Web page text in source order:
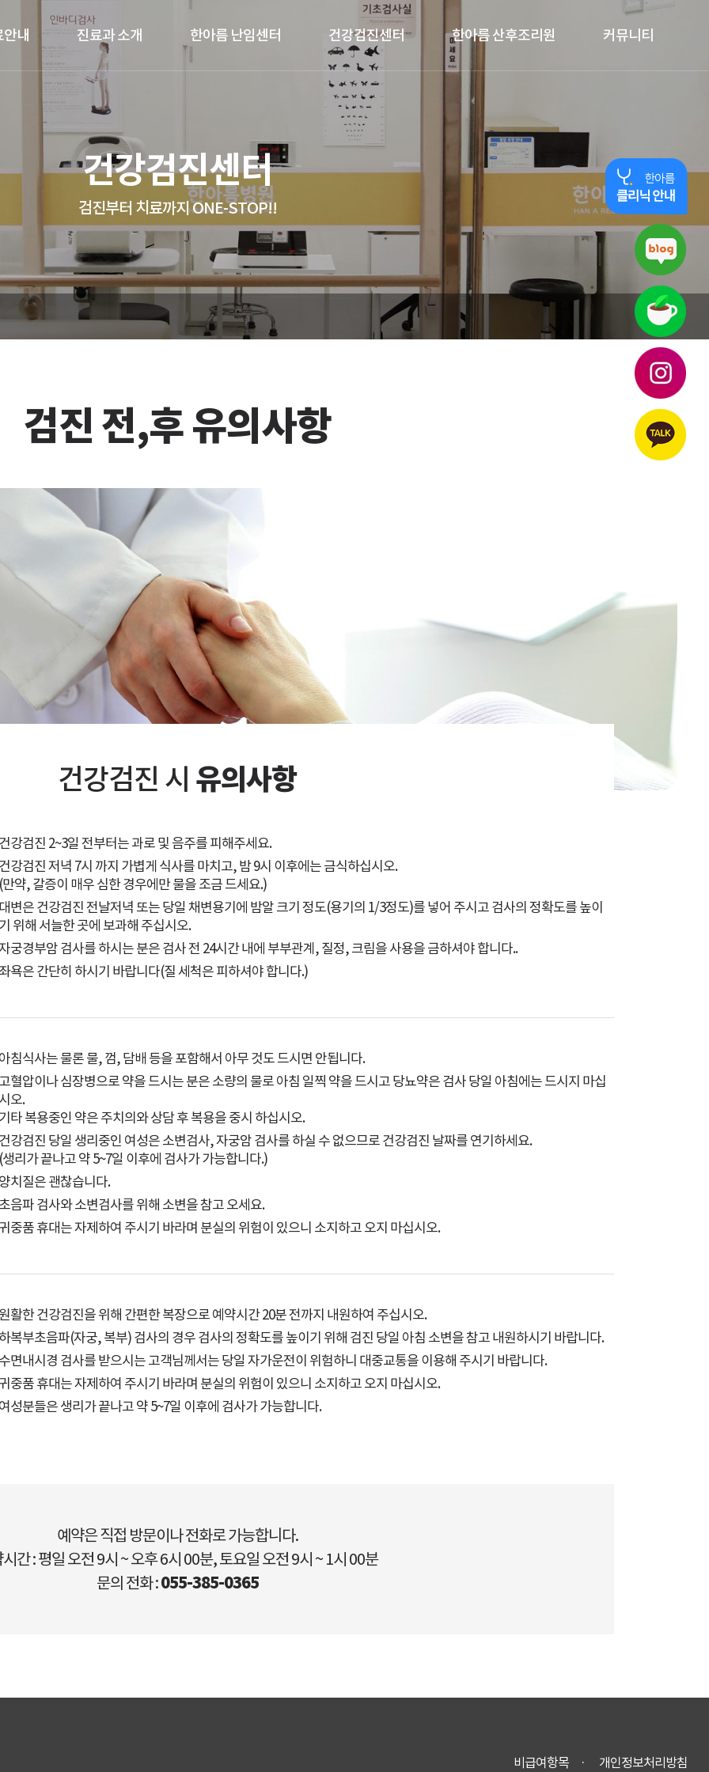
내 진료과 소개 한아름 난임센터 건강검진센터 한아름 산후조리원 커뮤니티
건강검진센터
검진부터 치료까지 ONE-STOP!!
검진 전,후 유의사항
건강검진 시 유의사항
강검진 2~3일 전부터는 과로 및 음주를 피해주세요.
강검진 저녁 7시 까지 가볍게 식사를 마치고, 밤 9시 이후에는 금식하십시오.
약, 갈증이 매우 심한 경우에만 물을 조금 드세요.)
변은 건강검진 전날저녁 또는 당일 채변용기에 밤알 크기 정도(용기의 1/3정도)를 넣어 주시고 검사의 정확도를 높이
위해 서늘한 곳에 보과해 주십시오.
궁경부암 검사를 하시는 분은 검사 전 24시간 내에 부부관계, 질정, 크림을 사용을 금하셔야 합니다..
욕은 간단히 하시기 바랍니다(질 세척은 피하셔야 합니다.)
침식사는 물론 물, 껌, 담배 등을 포함해서 아무 것도 드시면 안됩니다.
혈압이나 심장병으로 약을 드시는 분은 소량의 물로 아침 일찍 약을 드시고 당뇨약은 검사 당일 아침에는 드시지 마십
오.
타 복용중인 약은 주치의와 상담 후 복용을 중시 하십시오.
강검진 당일 생리중인 여성은 소변검사, 자궁암 검사를 하실 수 없으므로 건강검진 날짜를 연기하세요.
리가 끝나고 약 5~7일 이후에 검사가 가능합니다.)
치질은 괜찮습니다.
음파 검사와 소변검사를 위해 소변을 참고 오세요.
중품 휴대는 자제하여 주시기 바라며 분실의 위험이 있으니 소지하고 오지 마십시오.
활한 건강검진을 위해 간편한 복장으로 예약시간 20분 전까지 내원하여 주십시오.
복부초음파(자궁, 복부) 검사의 경우 검사의 정확도를 높이기 위해 검진 당일 아침 소변을 참고 내원하시기 바랍니다.
면내시경 검사를 받으시는 고객님께서는 당일 자가운전이 위험하니 대중교통을 이용해 주시기 바랍니다.
중품 휴대는 자제하여 주시기 바라며 분실의 위험이 있으니 소지하고 오지 마십시오.
성분들은 생리가 끝나고 약 5~7일 이후에 검사가 가능합니다.
예약은 직접 방문이나 전화로 가능합니다.
간 : 평일 오전 9시 ~ 오후 6시 00분, 토요일 오전 9시 ~ 1시 00분
문의 전화 :055-385-0365
비급여항목 개인정보처리방침